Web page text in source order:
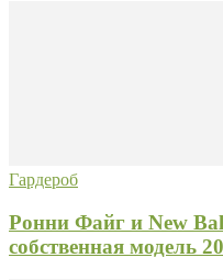
Гардероб
Ронни Файг и New
собственная модель